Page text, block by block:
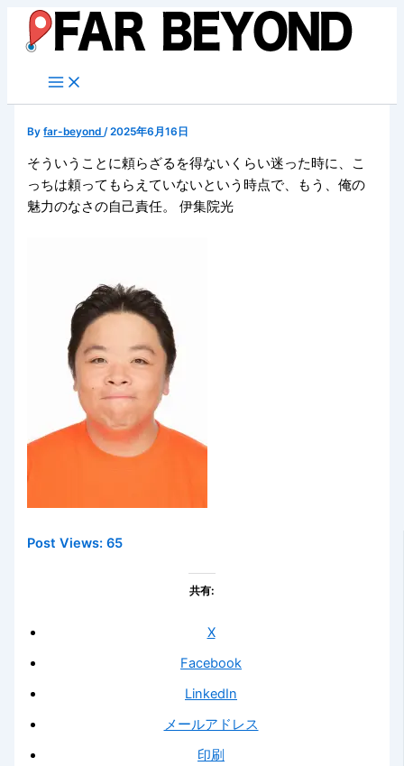
キ
Byfar-beyond/2025年6月16日
そういうことに頼らざるを得ないくらい迷った時に、こ
っちは頼ってもらえていないという時点で、もう、俺の
魅力のなさの自己責任。 伊集院光
Post Views: 65
共有:
X
Facebook
LinkedIn
メールアドレス
印刷